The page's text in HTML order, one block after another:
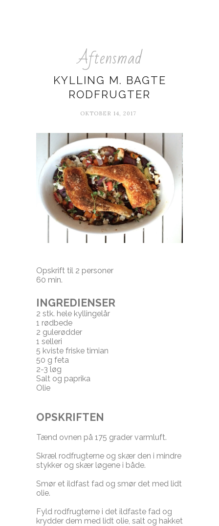
Aftensmad
KYLLING M. BAGTE
RODFRUGTER
OKTOBER 14, 2017
Opskrift til 2 personer
60 min.
INGREDIENSER
2 stk. hele kyllingelår
1 rødbede
2 gulerødder
1 selleri
5 kviste friske timian
50 g feta
2-3 løg
Salt og paprika
Olie
OPSKRIFTEN
Tænd ovnen på 175 grader varmluft.
Skræl rodfrugterne og skær den i mindre
stykker og skær løgene i både.
Smør et ildfast fad og smør det med lidt
olie.
Fyld rodfrugterne i det ildfaste fad og
krydder dem med lidt olie, salt og hakket